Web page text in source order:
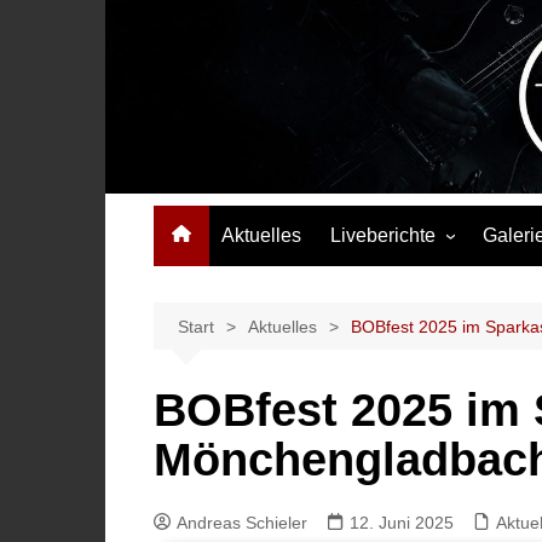
Das Musikmagazin, das Wellen schlägt. Konzerte,
Aktuelles Liveberichte
Festivalberichte
Highlights
Start Aktuelles BOBfest 2025 im
BOBfest 2025 im
Andreas Schieler 12. Juni 2025